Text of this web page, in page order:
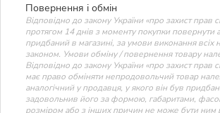
Повернення і обмін
Відповідно до закону України «про захист прав
протягом 14 днів з моменту покупки повернути
придбаний в магазині, за умови виконання
законом. Умови обміну / повернення товару
Відповідно до закону України «про захист прав
має право обміняти непродовольчий товар
аналогічний у продавця, у якого він був
задовольнив його за формою, габаритами,
розміром або з інших причин не може бути ним